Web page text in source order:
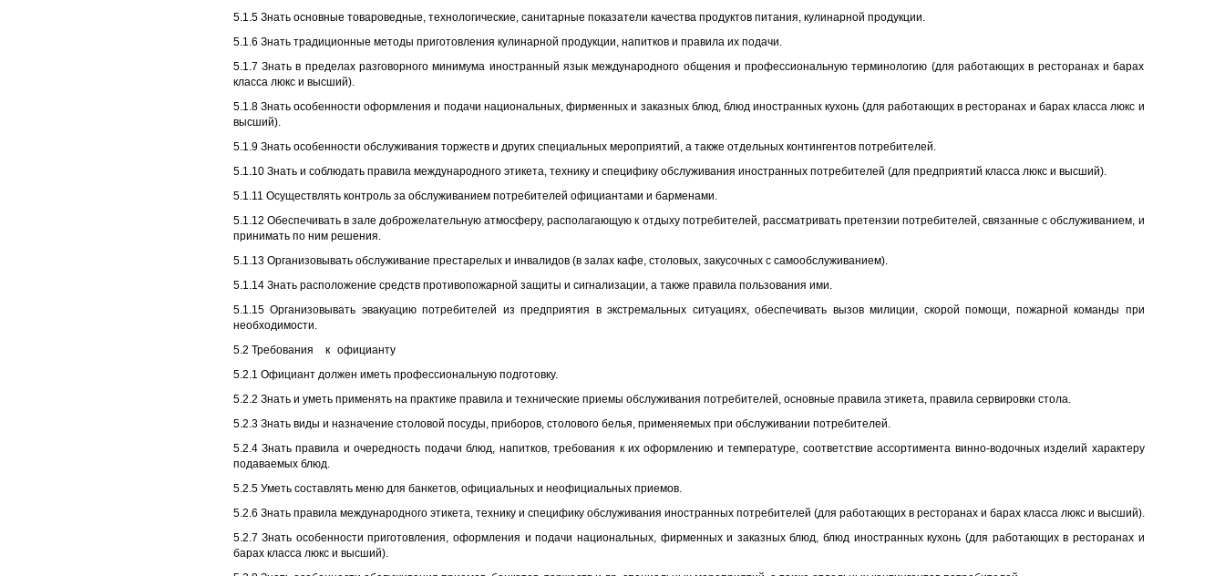
5.1.5 Знать основные товароведные, технологические, санитарные показатели качества продуктов питания, кулинарной продукции.
5.1.6 Знать традиционные методы приготовления кулинарной продукции, напитков и правила их подачи.
5.1.7 Знать в пределах разговорного минимума иностранный язык международного общения и профессиональную терминологию (для работающих в ресторанах и барах
класса люкс и высший).
5.1.8 Знать особенности оформления и подачи национальных, фирменных и заказных блюд, блюд иностранных кухонь (для работающих в ресторанах и барах класса люкс и
высший).
5.1.9 Знать особенности обслуживания торжеств и других специальных мероприятий, а также отдельных контингентов потребителей.
5.1.10 Знать и соблюдать правила международного этикета, технику и специфику обслуживания иностранных потребителей (для предприятий класса люкс и высший).
5.1.11 Осуществлять контроль за обслуживанием потребителей официантами и барменами.
5.1.12 Обеспечивать в зале доброжелательную атмосферу, располагающую к отдыху потребителей, рассматривать претензии потребителей, связанные с обслуживанием, и
принимать по ним решения.
5.1.13 Организовывать обслуживание престарелых и инвалидов (в залах кафе, столовых, закусочных с самообслуживанием).
5.1.14 Знать расположение средств противопожарной защиты и сигнализации, а также правила пользования ими.
5.1.15 Организовывать эвакуацию потребителей из предприятия в экстремальных ситуациях, обеспечивать вызов милиции, скорой помощи, пожарной команды при
необходимости.
5.2 Требования
к официанту
5.2.1 Официант должен иметь профессиональную подготовку.
5.2.2 Знать и уметь применять на практике правила и технические приемы обслуживания потребителей, основные правила этикета, правила сервировки стола.
5.2.3 Знать виды и назначение столовой посуды, приборов, столового белья, применяемых при обслуживании потребителей.
5.2.4 Знать правила и очередность подачи блюд, напитков, требования к их оформлению и температуре, соответствие ассортимента винно-водочных изделий характеру
подаваемых блюд.
5.2.5 Уметь составлять меню для банкетов, официальных и неофициальных приемов.
5.2.6 Знать правила международного этикета, технику и специфику обслуживания иностранных потребителей (для работающих в ресторанах и барах класса люкс и высший).
5.2.7 Знать особенности приготовления, оформления и подачи национальных, фирменных и заказных блюд, блюд иностранных кухонь (для работающих в ресторанах и
барах класса люкс и высший).